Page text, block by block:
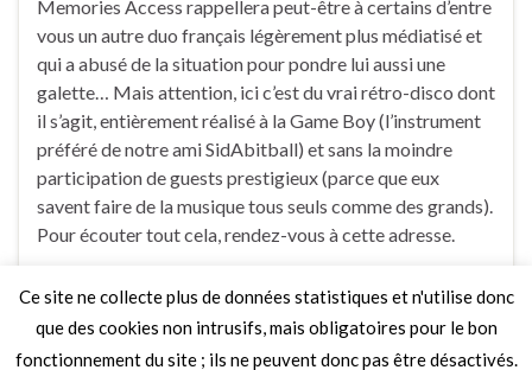
Memories Access rappellera peut-être à certains d’entre
vous un autre duo français légèrement plus médiatisé et
qui a abusé de la situation pour pondre lui aussi une
galette… Mais attention, ici c’est du vrai rétro-disco dont
il s’agit, entièrement réalisé à la Game Boy (l’instrument
préféré de notre ami SidAbitball) et sans la moindre
participation de guests prestigieux (parce que eux
savent faire de la musique tous seuls comme des grands).
Pour écouter tout cela, rendez-vous à cette adresse.
4 Commentaires
Ce site ne collecte plus de données statistiques et n'utilise donc
que des cookies non intrusifs, mais obligatoires pour le bon
fonctionnement du site ; ils ne peuvent donc pas être désactivés.